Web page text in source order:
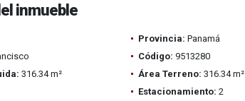
inmueble
Provincia: Panamá
Código: 9513280
316.34 m² Área Terreno: 316.34 m²
Estacionamiento: 2